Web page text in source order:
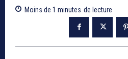
Moins de 1 minutes de lecture